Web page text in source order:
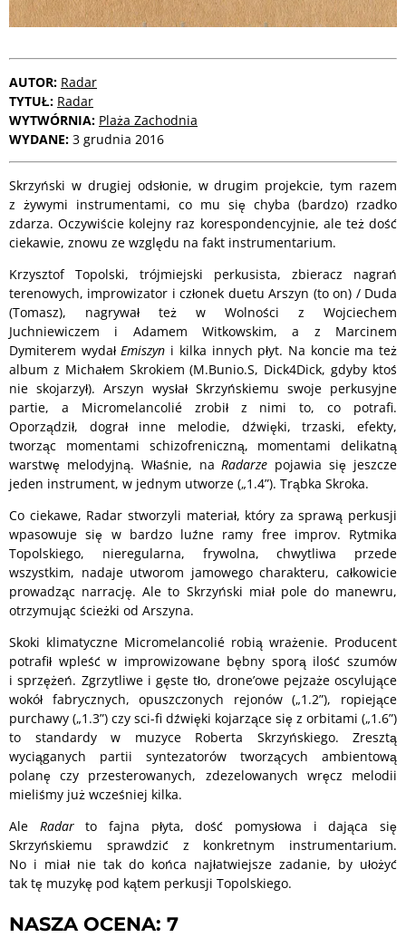
AUTOR: Radar
TYTUŁ: Radar
WYTWÓRNIA: Plaża Zachodnia
WYDANE: 3 grudnia 2016
Skrzyński w drugiej odsłonie, w drugim projekcie, tym razem
z żywymi instrumentami, co mu się chyba (bardzo) rzadko
zdarza. Oczywiście kolejny raz korespondencyjnie, ale też dość
ciekawie, znowu ze względu na fakt instrumentarium.
Krzysztof Topolski, trójmiejski perkusista, zbieracz nagrań
terenowych, improwizator i członek duetu Arszyn (to on) / Duda
(Tomasz), nagrywał też w Wolności z Wojciechem
Juchniewiczem i Adamem Witkowskim, a z Marcinem
Dymiterem wydałEmiszyn i kilka innych płyt. Na koncie ma też
album z Michałem Skrokiem (M.Bunio.S, Dick4Dick, gdyby ktoś
nie skojarzył). Arszyn wysłał Skrzyńskiemu swoje perkusyjne
partie, a Micromelancolié zrobił z nimi to, co potrafi.
Oporządził, dograł inne melodie, dźwięki, trzaski, efekty,
tworząc momentami schizofreniczną, momentami delikatną
warstwę melodyjną. Właśnie, naRadarze pojawia się jeszcze
jeden instrument, w jednym utworze („1.4”). Trąbka Skroka.
Co ciekawe, Radar stworzyli materiał, który za sprawą perkusji
wpasowuje się w bardzo luźne ramy free improv. Rytmika
Topolskiego, nieregularna, frywolna, chwytliwa przede
wszystkim, nadaje utworom jamowego charakteru, całkowicie
prowadząc narrację. Ale to Skrzyński miał pole do manewru,
otrzymując ścieżki od Arszyna.
Skoki klimatyczne Micromelancolié robią wrażenie. Producent
potrafił wpleść w improwizowane bębny sporą ilość szumów
i sprzężeń. Zgrzytliwe i gęste tło, drone’owe pejzaże oscylujące
wokół fabrycznych, opuszczonych rejonów („1.2”), ropiejące
purchawy („1.3”) czy sci-fi dźwięki kojarzące się z orbitami („1.6”)
to standardy w muzyce Roberta Skrzyńskiego. Zresztą
wyciąganych partii syntezatorów tworzących ambientową
polanę czy przesterowanych, zdezelowanych wręcz melodii
mieliśmy już wcześniej kilka.
Ale Radarto fajna płyta, dość pomysłowa i dająca się
Skrzyńskiemu sprawdzić z konkretnym instrumentarium.
No i miał nie tak do końca najłatwiejsze zadanie, by ułożyć
tak tę muzykę pod kątem perkusji Topolskiego.
NASZA OCENA: 7